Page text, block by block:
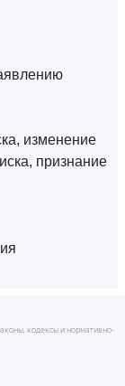
изменение
признание
кодексы и нормативно-